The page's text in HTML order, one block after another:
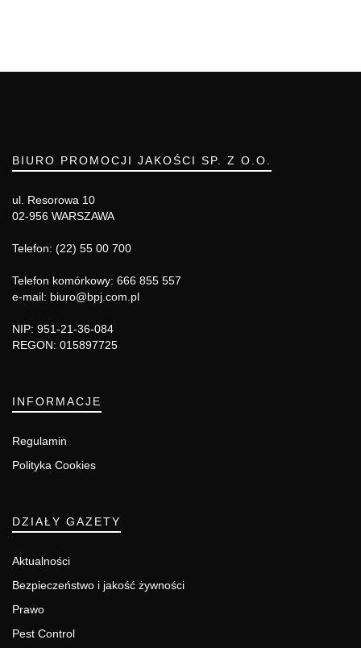
BIURO PROMOCJI JAKOŚCI SP. Z O.O.
ul. Resorowa 10
02-956 WARSZAWA
Telefon: (22) 55 00 700
Telefon komórkowy: 666 855 557
e-mail: biuro@bpj.com.pl
NIP: 951-21-36-084
REGON: 015897725
INFORMACJE
Regulamin
Polityka Cookies
DZIAŁY GAZETY
Aktualności
Bezpieczeństwo i jakość żywności
Prawo
Pest Control